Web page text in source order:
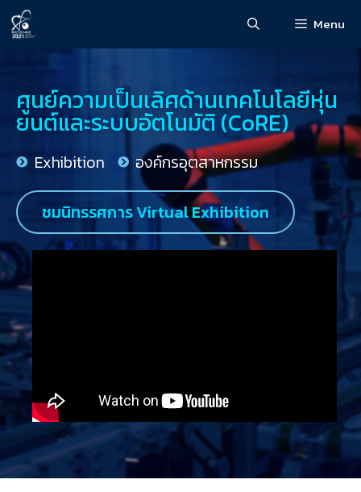
Menu
ศูนย์ความเป็นเลิศด้านเทคโนโลยีหุ่น
ยนต์และระบบอัตโนมัติ (CoRE)
Exhibition องค์กรอุตสาหกรรม
ชมนิทรรศการ Virtual Exhibition